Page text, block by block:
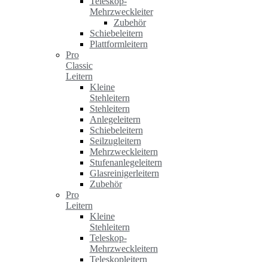
Mehrzweckleiter
Zubehör
Schiebeleitern
Plattformleitern
Pro
Classic
Leitern
Kleine
Stehleitern
Stehleitern
Anlegeleitern
Schiebeleitern
Seilzugleitern
Mehrzweckleitern
Stufenanlegeleitern
Glasreinigerleitern
Zubehör
Pro
Leitern
Kleine
Stehleitern
Teleskop-
Mehrzweckleitern
Teleskopleitern